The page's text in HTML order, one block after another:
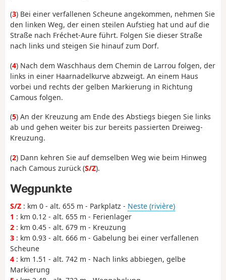
(3) Bei einer verfallenen Scheune angekommen, nehmen Sie
den linken Weg, der einen steilen Aufstieg hat und auf die
Straße nach Fréchet-Aure führt. Folgen Sie dieser Straße
nach links und steigen Sie hinauf zum Dorf.
(4) Nach dem Waschhaus dem Chemin de Larrou folgen, der
links in einer Haarnadelkurve abzweigt. An einem Haus
vorbei und rechts der gelben Markierung in Richtung
Camous folgen.
(5) An der Kreuzung am Ende des Abstiegs biegen Sie links
ab und gehen weiter bis zur bereits passierten Dreiweg-
Kreuzung.
(2) Dann kehren Sie auf demselben Weg wie beim Hinweg
nach Camous zurück (S/Z).
Wegpunkte
S/Z : km 0 - alt. 655 m - Parkplatz - Neste (rivière)
1 : km 0.12 - alt. 655 m - Ferienlager
2 : km 0.45 - alt. 679 m - Kreuzung
3 : km 0.93 - alt. 666 m - Gabelung bei einer verfallenen
Scheune
4 : km 1.51 - alt. 742 m - Nach links abbiegen, gelbe
Markierung